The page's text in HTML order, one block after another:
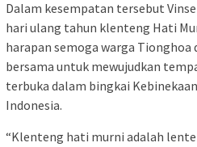
Dalam kesempatan tersebut
hari ulang tahun klenteng Hati
harapan semoga warga
bersama untuk mewujudkan
terbuka dalam bingkai
Indonesia.
“Klenteng hati murni adalah